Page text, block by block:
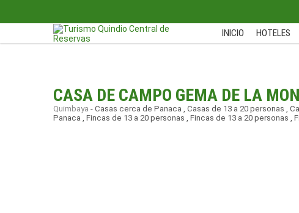
INICIO HOTELES
CASA DE CAMPO GEMA DE LA
Quimbaya - Casas cerca de Panaca , Casas de 13 a 20 personas ,
Panaca , Fincas de 13 a 20 personas , Fincas de 13 a 20 personas ,